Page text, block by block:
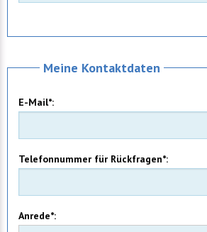
Meine Kontaktdaten
E-Mail*:
Telefonnummer für Rückfragen*:
Anrede*: